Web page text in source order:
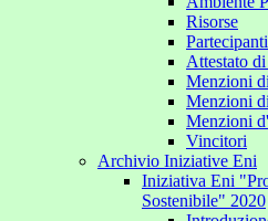
Risorse
Partecipanti
Attestato
Menzioni
Menzioni
Menzioni
Vincitori
Archivio Iniziative Eni
Iniziativa Eni
Sostenibile" 2020